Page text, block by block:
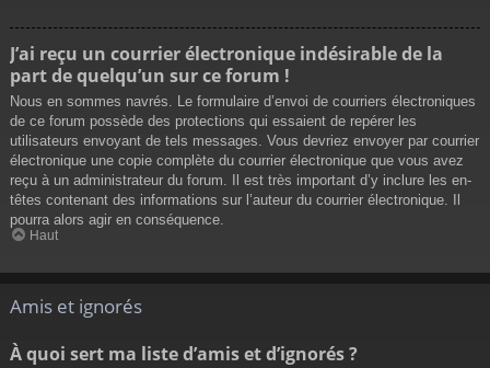
J’ai reçu un courrier électronique indésirable de la
part de quelqu’un sur ce forum !
Nous en sommes navrés. Le formulaire d’envoi de courriers électroniques
de ce forum possède des protections qui essaient de repérer les
utilisateurs envoyant de tels messages. Vous devriez envoyer par courrier
électronique une copie complète du courrier électronique que vous avez
reçu à un administrateur du forum. Il est très important d’y inclure les en-
têtes contenant des informations sur l’auteur du courrier électronique. Il
pourra alors agir en conséquence.
Haut
Amis et ignorés
À quoi sert ma liste d’amis et d’ignorés ?